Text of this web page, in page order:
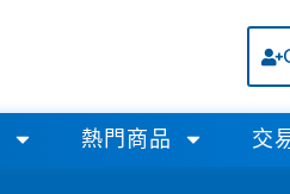
熱門商品 交